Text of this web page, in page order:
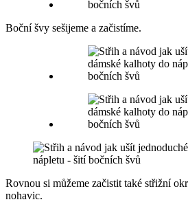
Boční švy sešijeme a začistíme.
Rovnou si můžeme začistit také střižní
nohavic.